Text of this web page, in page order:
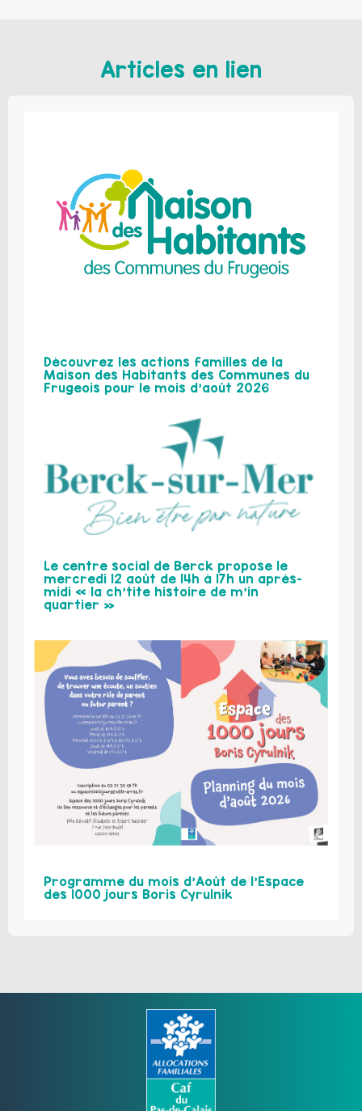
Articles en lien
Découvrez les actions familles de la
Maison des Habitants des Communes du
Frugeois pour le mois d’août 2026
Le centre social de Berck propose le
mercredi 12 août de 14h à 17h un après-
midi « la ch’tite histoire de m’in
quartier »
Programme du mois d’Août de l’Espace
des 1000 jours Boris Cyrulnik